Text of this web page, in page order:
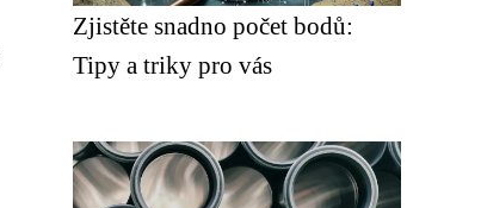
Zjistěte snadno počet bodů:
Tipy a triky pro vás